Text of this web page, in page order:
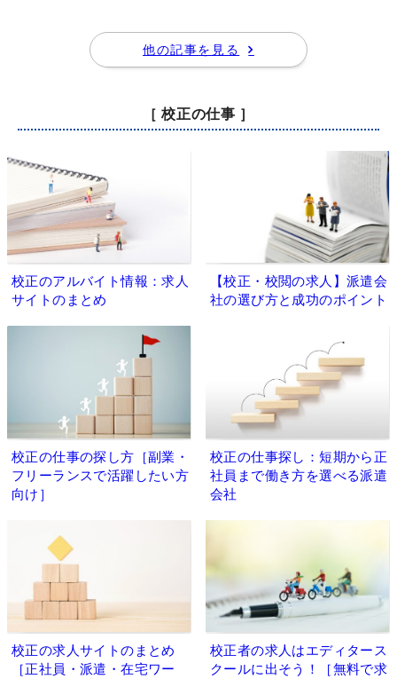
他の記事を見る
［ 校正の仕事 ］
校正のアルバイト情報：求人
サイトのまとめ
【校正・校閲の求人】派遣会
社の選び方と成功のポイント
校正の仕事の探し方［副業・
フリーランスで活躍したい方
向け］
校正の仕事探し：短期から正
社員まで働き方を選べる派遣
会社
校正の求人サイトのまとめ
［正社員・派遣・在宅ワー
校正者の求人はエディタース
クールに出そう！［無料で求